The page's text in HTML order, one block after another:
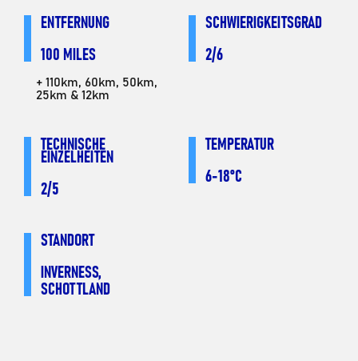
ENTFERNUNG
100 MILES
+ 110km, 60km, 50km,
25km & 12km
SCHWIERIGKEITSGRAD
2/6
TECHNISCHE
EINZELHEITEN
2/5
TEMPERATUR
6-18°C
STANDORT
INVERNESS,
SCHOTTLAND